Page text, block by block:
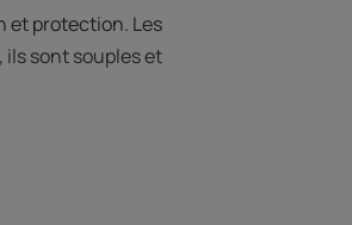
et protection. Les
ils sont souples et